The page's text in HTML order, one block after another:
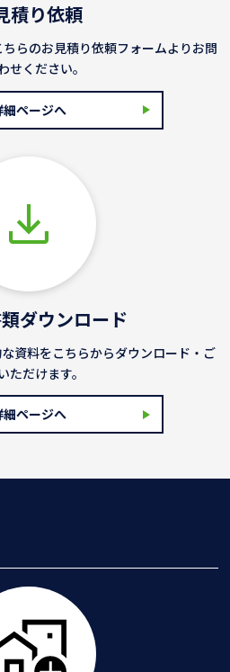
積り依頼
らのお見積り依頼フォームよりお問
せください。
細ページへ
ダウンロード
資料をこちらからダウンロード・ご
ただけます。
細ページへ